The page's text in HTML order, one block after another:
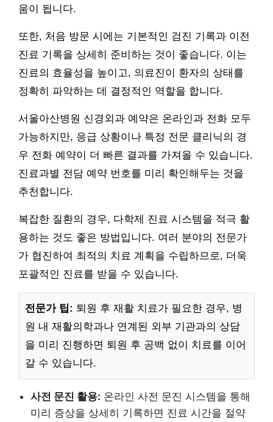
움이 됩니다.
또한, 처음 방문 시에는 기본적인 검진 기록과 이전
진료 기록을 상세히 준비하는 것이 좋습니다. 이는
진료의 효율성을 높이고, 의료진이 환자의 상태를
정확히 파악하는 데 결정적인 역할을 합니다.
서울아산병원 신경외과 예약은 온라인과 전화 모두
가능하지만, 응급 상황이나 특정 전문 클리닉의 경
우 전화 예약이 더 빠른 결과를 가져올 수 있습니다.
진료과별 전담 예약 번호를 미리 확인해두는 것을
추천합니다.
복잡한 질환의 경우, 다학제 진료 시스템을 적극 활
용하는 것도 좋은 방법입니다. 여러 분야의 전문가
가 협진하여 최적의 치료 계획을 수립하므로, 더욱
포괄적인 진료를 받을 수 있습니다.
전문가 팁: 퇴원 후 재활 치료가 필요한 경우, 병
원 내 재활의학과나 연계된 외부 기관과의 상담
을 미리 진행하면 퇴원 후 공백 없이 치료를 이어
갈 수 있습니다.
사전 문진 활용: 온라인 사전 문진 시스템을 통해
미리 증상을 상세히 기록하면 진료 시간을 절약